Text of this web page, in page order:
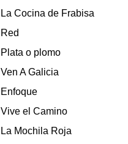
La Cocina de Frabisa
Red
Plata o plomo
Ven A Galicia
Enfoque
Vive el Camino
La Mochila Roja